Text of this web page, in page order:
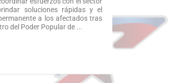
soluciones rápidas y el
a los afectados tras
del Poder Popular de ...